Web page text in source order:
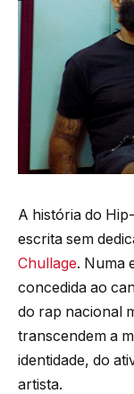
A história do
escrita sem
Chullage. Numa
concedida ao
do rap nacional
transcendem a
identidade, do
artista.